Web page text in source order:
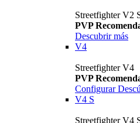
Streetfighter V2
PVP
Descubrir más
V4
Streetfighter V4
PVP
Configurar
V4 S
Streetfighter V4